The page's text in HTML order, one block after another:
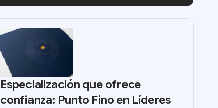
Especialización que ofrece
confianza: Punto Fino en Líderes